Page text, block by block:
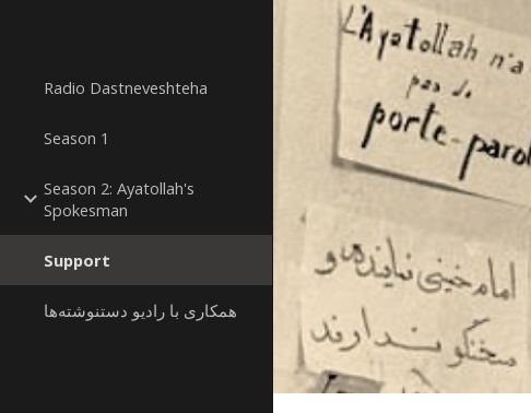
Skip to
Radio Dastneveshteha
Season 1
Season 2: Ayatollah's
Spokesman
Support
همکاری با رادیو دستنوشته‌ها